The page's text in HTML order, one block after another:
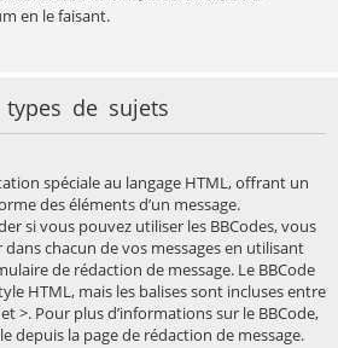
en le faisant.
de sujets
spéciale au langage HTML, offrant un
des éléments d’un message.
si vous pouvez utiliser les BBCodes, vous
chacun de vos messages en utilisant
de rédaction de message. Le BBCode
HTML, mais les balises sont incluses entre
>. Pour plus d’informations sur le BBCode,
depuis la page de rédaction de message.